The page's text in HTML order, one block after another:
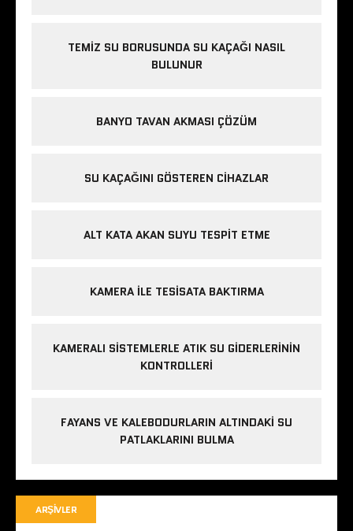
TEMIZ SU BORUSUNDA SU KAÇAĞI NASIL
BULUNUR
BANYO TAVAN AKMASI ÇÖZÜM
SU KAÇAĞINI GÖSTEREN CIHAZLAR
ALT KATA AKAN SUYU TESPIT ETME
KAMERA ILE TESISATA BAKTIRMA
KAMERALI SISTEMLERLE ATIK SU GIDERLERININ
KONTROLLERI
FAYANS VE KALEBODURLARIN ALTINDAKI SU
PATLAKLARINI BULMA
ARŞIVLER